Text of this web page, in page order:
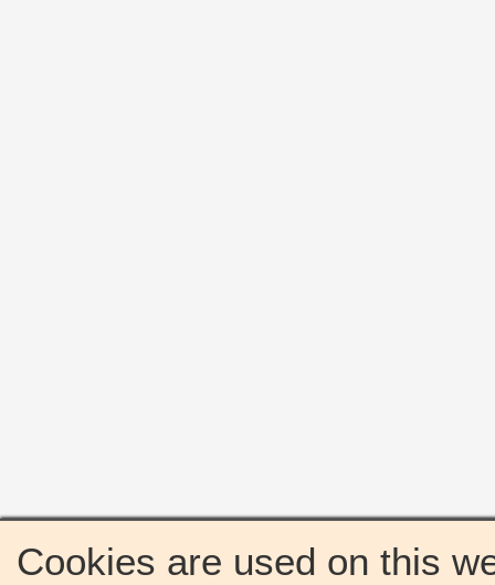
Cookies are used on this